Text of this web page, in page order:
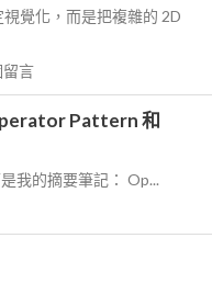
覺化，而是把複雜的 2D
留言
Pattern 和
我的摘要筆記： Op...